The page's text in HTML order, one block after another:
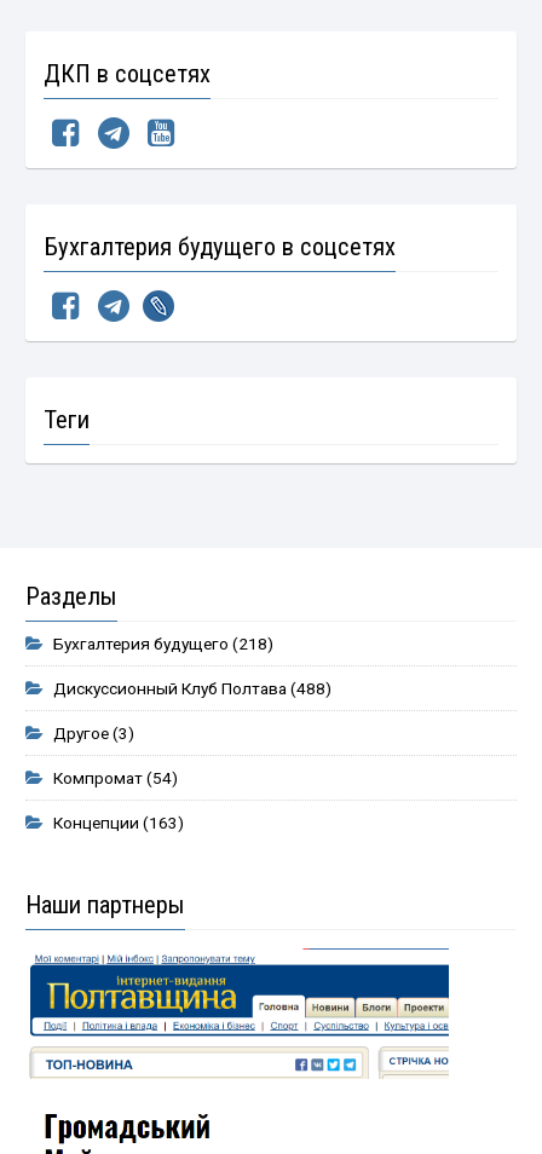
ДКП в соцсетях
Бухгалтерия будущего в соцсетях
Теги
Разделы
Бухгалтерия будущего (218)
Дискуссионный Клуб Полтава(488)
Другое(3)
Компромат(54)
Концепции (163)
Наши партнеры